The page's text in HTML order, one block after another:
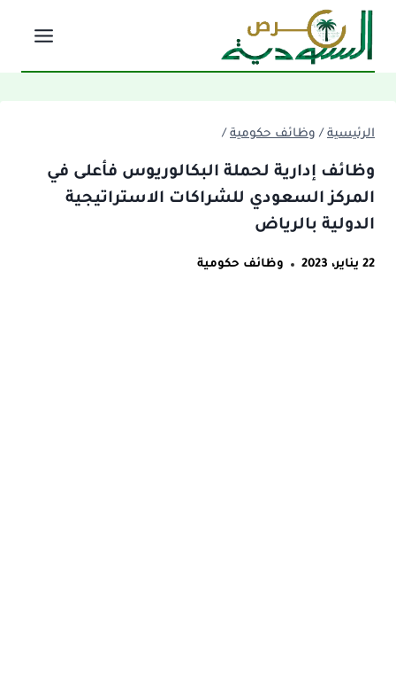
التجاوز
المحتوى
الرئيسية / وظائف حكومية /
وظائف إدارية لحملة البكالوريوس فأعلى في
المركز السعودي للشراكات الاستراتيجية
الدولية بالرياض
22 يناير، 2023 وظائف حكومية